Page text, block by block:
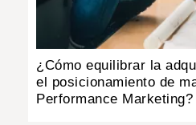
¿Cómo equilibrar la
el posicionamiento de
Performance Marketing?